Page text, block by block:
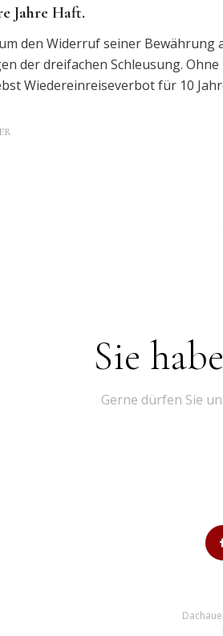
Jahre Haft.
den Widerruf seiner Bewährung
der dreifachen Schleusung.
Wiedereinreiseverbot für 10
Sie
Gerne dürfen Sie